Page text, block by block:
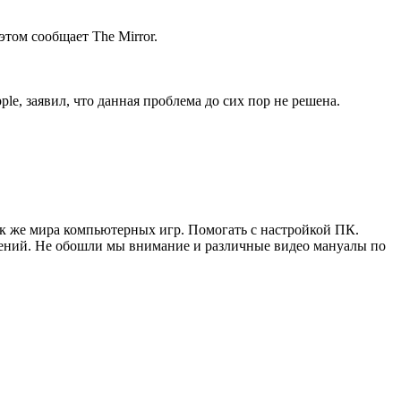
сообщает The Mirror.
заявил, что данная проблема до сих пор не решена.
же мира компьютерных игр. Помогать с настройкой ПК.
Не обошли мы внимание и различные видео мануалы по